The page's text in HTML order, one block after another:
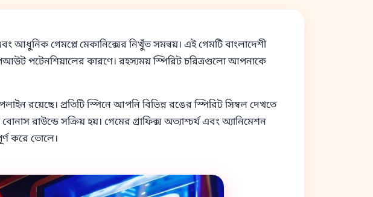
আধুনিক গেমপ্লে মেকানিক্সের নিখুঁত সমন্বয়। এই গেমটি বাংলাদেশী
পটেনশিয়ালের কারণে। রহস্যময় স্পিরিট চরিত্রগুলো আপনাকে
রয়েছে। প্রতিটি স্পিনে আপনি বিভিন্ন রঙের স্পিরিট সিম্বল দেখতে
রাউন্ডে সক্রিয় হয়। গেমের গ্রাফিক্স অত্যাশ্চর্য এবং অ্যানিমেশন
করে তোলে।